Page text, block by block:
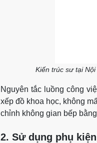
Kiến trúc sư tại
Nguyên tắc luồng công
xếp đồ khoa học, không
chỉnh không gian bếp
2. Sử dụng phụ